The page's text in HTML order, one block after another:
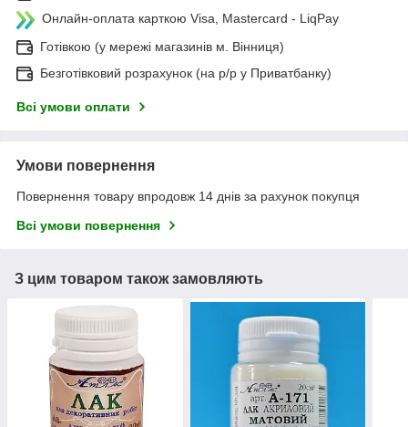
Онлайн-оплата карткою Visa, Mastercard - LiqPay
Готівкою (у мережі магазинів м. Вінниця)
Безготівковий розрахунок (на р/р у Приватбанку)
Всі умови оплати
Умови повернення
Повернення товару впродовж 14 днів за рахунок покупця
Всі умови повернення
З цим товаром також замовляють